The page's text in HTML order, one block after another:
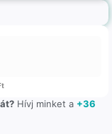
Hívj minket a +36